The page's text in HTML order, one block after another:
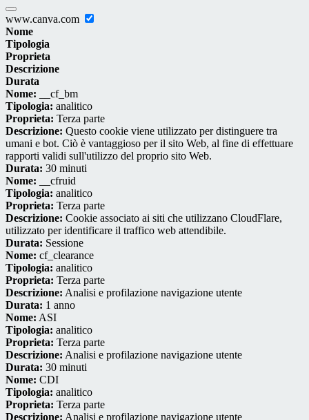
www.canva.com
Nome
Tipologia
Proprieta
Descrizione
Durata
Nome: __cf_bm
Tipologia: analitico
Proprieta: Terza parte
Descrizione: Questo cookie viene utilizzato per distinguere tra
umani e bot. Ciò è vantaggioso per il sito Web, al fine di effettuare
rapporti validi sull'utilizzo del proprio sito Web.
Durata: 30 minuti
Nome: __cfruid
Tipologia: analitico
Proprieta: Terza parte
Descrizione: Cookie associato ai siti che utilizzano CloudFlare,
utilizzato per identificare il traffico web attendibile.
Durata: Sessione
Nome: cf_clearance
Tipologia: analitico
Proprieta: Terza parte
Descrizione: Analisi e profilazione navigazione utente
Durata: 1 anno
Nome: ASI
Tipologia: analitico
Proprieta: Terza parte
Descrizione: Analisi e profilazione navigazione utente
Durata: 30 minuti
Nome: CDI
Tipologia: analitico
Proprieta: Terza parte
Descrizione: Analisi e profilazione navigazione utente